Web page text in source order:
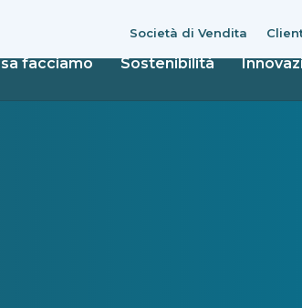
Società di Vendita
facciamo Sostenibilità